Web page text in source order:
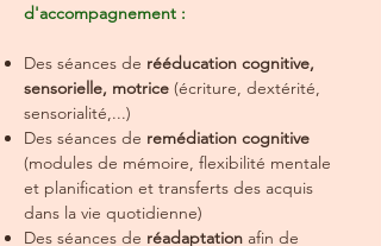
d'accompagnement :
Des séances de rééducation cognitive,
sensorielle, motrice (écriture, dextérité,
sensorialité,...)
Des séances de remédiation cognitive
(modules de mémoire, flexibilité mentale
et planification et transferts des acquis
dans la vie quotidienne)
Des séances de réadaptation afin de